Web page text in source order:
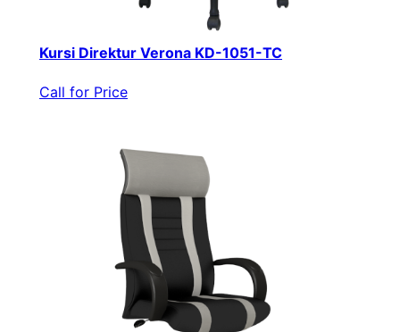
Kursi Direktur Verona KD-1051-TC
Call for Price